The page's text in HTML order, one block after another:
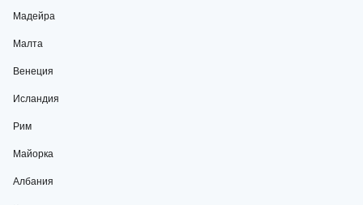
Мадейра
Малта
Венеция
Исландия
Рим
Майорка
Албания